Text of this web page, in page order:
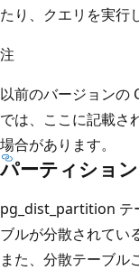
たり、クエリを実行
注
以前のバージョンの
では、ここに記載さ
場合があります。
パーティショ
pg_dist_partition テ
ブルが分散されてい
また、分散テーブル